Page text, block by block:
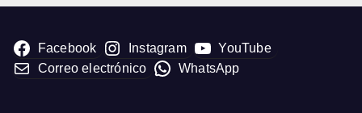
Facebook Instagram
YouTube
Correo electrónico
WhatsApp